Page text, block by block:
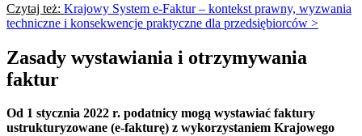
Czytaj też: Krajowy System e-Faktur – kontekst prawny, wyzwania
techniczne i konsekwencje praktyczne dla przedsiębiorców >
Zasady wystawiania i otrzymywania
faktur
Od 1 stycznia 2022 r. podatnicy mogą wystawiać faktury
ustrukturyzowane (e-fakturę) z wykorzystaniem Krajowego